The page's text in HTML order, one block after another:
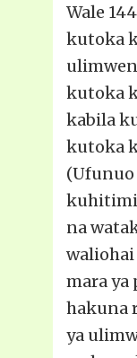
Wale
kutoka
kutoka
kabila
kutoka
(Ufunuo
na
waliohai
mara ya
hakuna
ya